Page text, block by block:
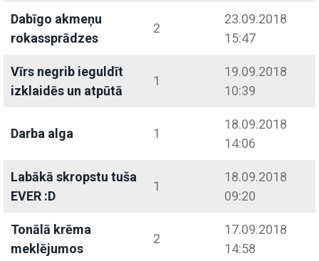
Dabīgo akmeņu
rokassprādzes
2
23.09.2018
15:47
Vīrs negrib ieguldīt
izklaidēs un atpūtā
1
19.09.2018
10:39
Darba alga 1
18.09.2018
14:06
Labākā skropstu tuša
EVER :D
1
18.09.2018
09:20
Tonālā krēma
meklējumos
2
17.09.2018
14:58